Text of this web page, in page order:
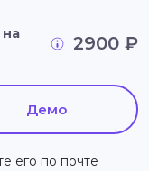
на
2900 ₽
Демо
его по почте